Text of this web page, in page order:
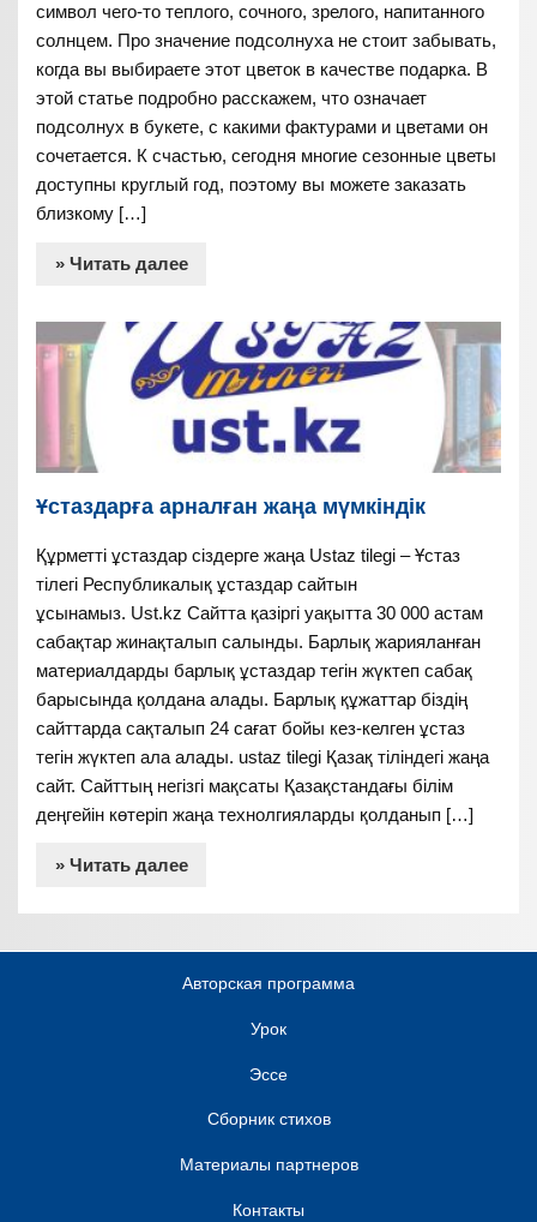
символ чего-то теплого, сочного, зрелого, напитанного
солнцем. Про значение подсолнуха не стоит забывать,
когда вы выбираете этот цветок в качестве подарка. В
этой статье подробно расскажем, что означает
подсолнух в букете, с какими фактурами и цветами он
сочетается. К счастью, сегодня многие сезонные цветы
доступны круглый год, поэтому вы можете заказать
близкому […]
» Читать далее
Ұстаздарға арналған жаңа мүмкіндік
Құрметті ұстаздар сіздерге жаңа Ustaz tilegi – Ұстаз
тілегі Республикалық ұстаздар сайтын
ұсынамыз. Ust.kz Сайтта қазіргі уақытта 30 000 астам
сабақтар жинақталып салынды. Барлық жарияланған
материалдарды барлық ұстаздар тегін жүктеп сабақ
барысында қолдана алады. Барлық құжаттар біздің
сайттарда сақталып 24 сағат бойы кез-келген ұстаз
тегін жүктеп ала алады. ustaz tilegi Қазақ тіліндегі жаңа
сайт. Сайттың негізгі мақсаты Қазақстандағы білім
деңгейін көтеріп жаңа технолгияларды қолданып […]
» Читать далее
Авторская программа
Урок
Эссе
Сборник стихов
Материалы партнеров
Контакты